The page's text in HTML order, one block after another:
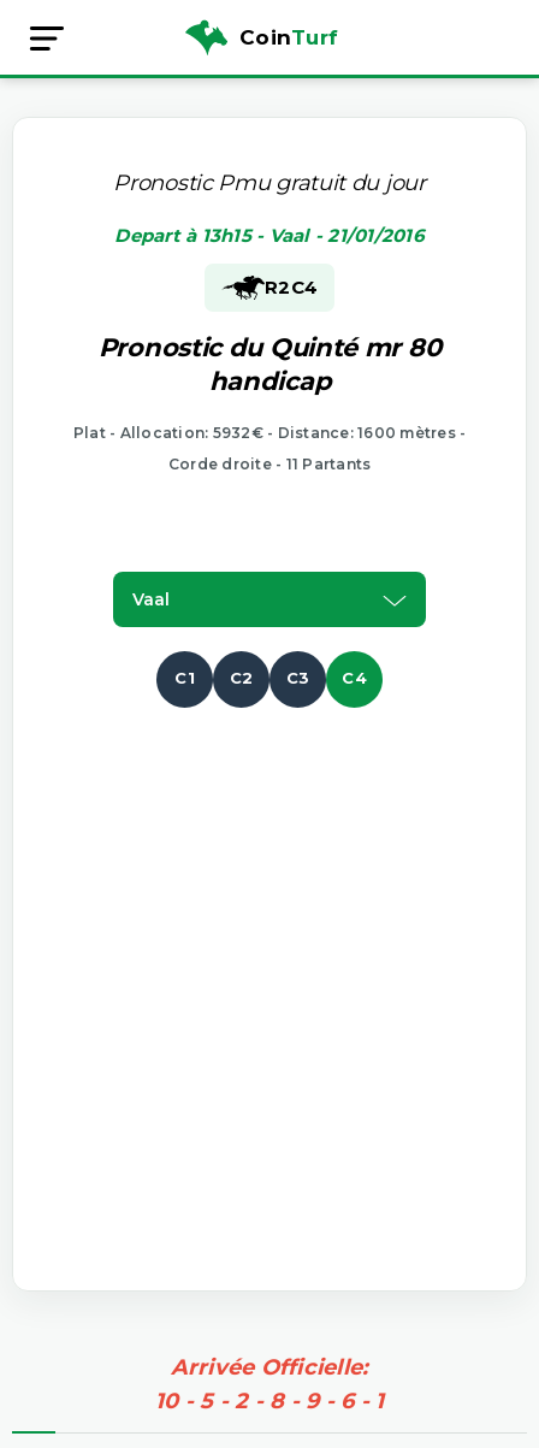
CoinTurf
Pronostic Pmu gratuit du jour
Depart à 13h15 - Vaal - 21/01/2016
R2C4
Pronostic du Quinté mr 80
handicap
Plat - Allocation: 5932€ - Distance: 1600 mètres -
Corde droite - 11 Partants
Vaal
C1 C2 C3 C4
Arrivée Officielle:
10 - 5 - 2 - 8 - 9 - 6 - 1